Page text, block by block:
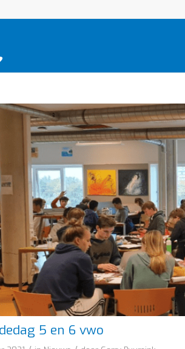
5 en 6 vwo